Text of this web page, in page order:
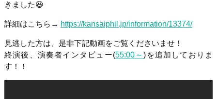
きました😆
詳細はこちら→ https://kansaiphil.jp/information/13374/
見逃した方は、是非下記動画をご覧くださいませ！
終演後、演奏者インタビュー(55:00～ )を追加しておりま
す！！